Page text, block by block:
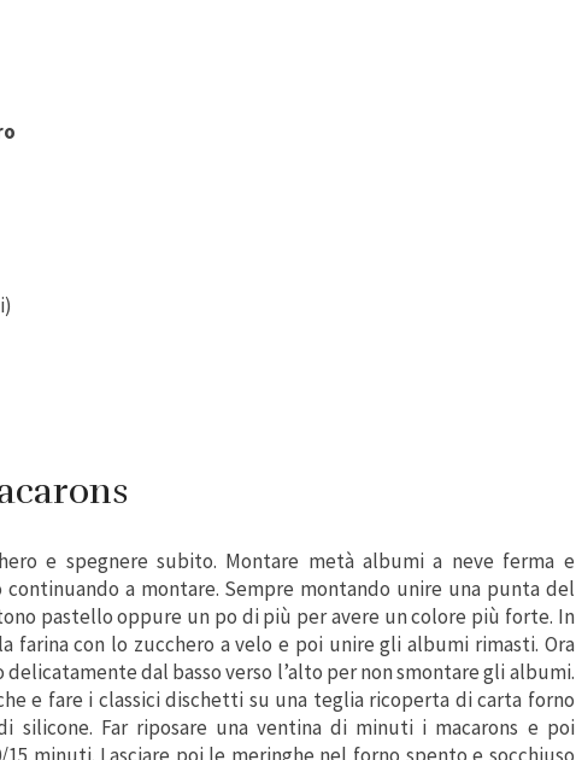
e spegnere subito. Montare metà albumi a neve ferma e
a montare. Sempre montando unire una punta del
pastello oppure un po di più per avere un colore più forte. In
farina con lo zucchero a velo e poi unire gli albumi rimasti. Ora
dal basso verso l’alto per non smontare gli albumi.
e fare i classici dischetti su una teglia ricoperta di carta forno
silicone. Far riposare una ventina di minuti i macarons e poi